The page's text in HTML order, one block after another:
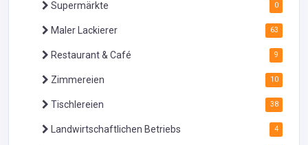
Supermärkte 0
Maler Lackierer 63
Restaurant & Café 9
Zimmereien 10
Tischlereien 38
Landwirtschaftlichen Betriebs 4